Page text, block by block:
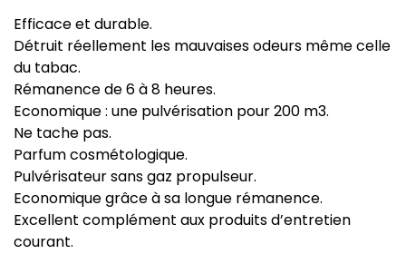
Efficace et durable.
Détruit réellement les mauvaises odeurs même celle
du tabac.
Rémanence de 6 à 8 heures.
Economique : une pulvérisation pour 200 m3.
Ne tache pas.
Parfum cosmétologique.
Pulvérisateur sans gaz propulseur.
Economique grâce à sa longue rémanence.
Excellent complément aux produits d’entretien
courant.